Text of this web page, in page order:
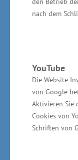
nach dem
YouTube
Die Website
von Google
Aktivieren Sie
Cookies von
Schriften von
Weiterbildung
Um die
zu erhöhen,
Unternehmen